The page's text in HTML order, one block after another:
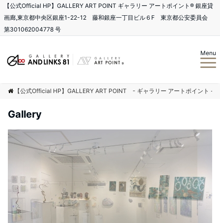
【公式Official HP】GALLERY ART POINT ギャラリー アートポイント®️ 銀座貸
画廊,東京都中央区銀座1-22-12 藤和銀座一丁目ビル６F 東京都公安委員会
第301062004778 号
Menu
【公式Official HP】GALLERY ART POINT - ギャラリー アートポイント -
Gallery